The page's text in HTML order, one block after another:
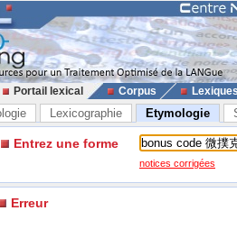
Portail lexical Corpus
Lexicographie Etymologie
Entrez une forme
notices corrigées
Erreur